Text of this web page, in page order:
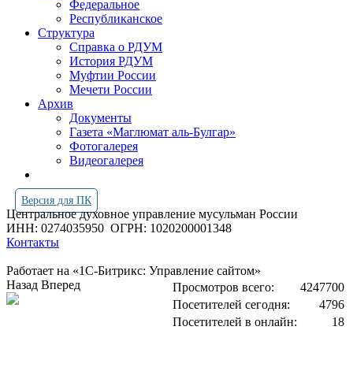
Федеральное
Республиканское
Структура
Справка о РДУМ
История РДУМ
Муфтии России
Мечети России
Архив
Документы
Газета «Маглюмат аль-Булгар»
Фотогалерея
Видеогалерея
Версия для ПК
Центральное духовное управление мусульман России
ИНН: 0274035950 ОГРН: 1020200001348
Контакты
Работает на «1С-Битрикс: Управление сайтом»
Просмотров всего:
4247700
Посетителей сегодня:
4796
Посетителей в онлайн:
18
Назад Вперед